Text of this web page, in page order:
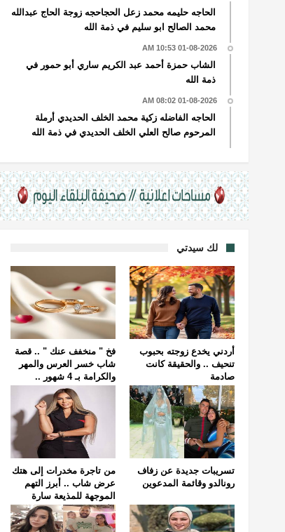
الحاجه حليمه محمد زعل الحجاحجه زوجة الحاج عبدالله
محمد الصالح ابو سليم في ذمة الله
01-08-2026 10:53 AM
الشاب حمزة أحمد عبد الكريم ساري أبو حمور في
ذمة الله
01-08-2026 08:02 AM
الحاجه الفاضله زكية محمد الخلف الحديدي أرملة
المرحوم صالح العلي الخلف الحديدي في ذمة الله
لك سيدتي
فخ " منخفف عنك " .. قصة
شاب خسر العرس والمهر
والكرامة بـ 4 شهور ..
أردني يخدع زوجته بحبوب
تنحيف .. والحقيقة كانت
صادمة
من تاجرة مخدرات إلى هتك
عرض شاب .. أبرز التهم
الموجهة للمذيعة سارة
خليفة
تسريبات جديدة عن زفاف
رونالدو وقائمة المدعوين